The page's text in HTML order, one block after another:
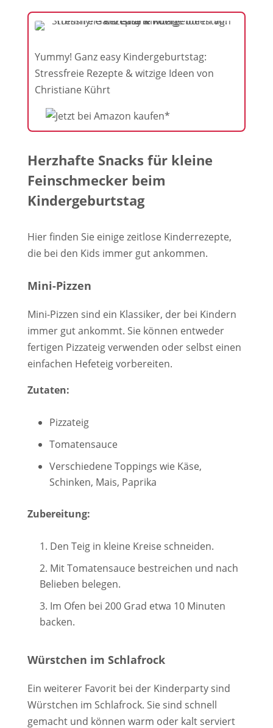
Yummy! Ganz easy Kindergeburtstag:
Stressfreie Rezepte & witzige Ideen von
Christiane Kührt
Herzhafte Snacks für kleine
Feinschmecker beim
Kindergeburtstag
Hier finden Sie einige zeitlose Kinderrezepte,
die bei den Kids immer gut ankommen.
Mini-Pizzen
Mini-Pizzen sind ein Klassiker, der bei Kindern
immer gut ankommt. Sie können entweder
fertigen Pizzateig verwenden oder selbst einen
einfachen Hefeteig vorbereiten.
Zutaten:
Pizzateig
Tomatensauce
Verschiedene Toppings wie Käse,
Schinken, Mais, Paprika
Zubereitung:
Den Teig in kleine Kreise schneiden.
Mit Tomatensauce bestreichen und nach
Belieben belegen.
Im Ofen bei 200 Grad etwa 10 Minuten
backen.
Würstchen im Schlafrock
Ein weiterer Favorit bei der Kinderparty sind
Würstchen im Schlafrock. Sie sind schnell
gemacht und können warm oder kalt serviert